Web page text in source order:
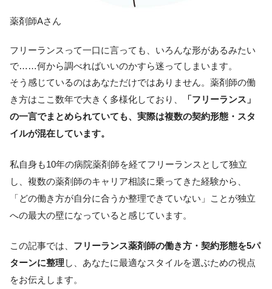
薬剤師Aさん
フリーランスって一口に言っても、いろんな形があるみたい
で……何から調べればいいのかすら迷ってしまいます。
そう感じているのはあなただけではありません。薬剤師の働
き方はここ数年で大きく多様化しており、
「フリーランス」
の一言でまとめられていても、実際は複数の契約形態・スタ
イルが混在しています。
私自身も10年の病院薬剤師を経てフリーランスとして独立
し、複数の薬剤師のキャリア相談に乗ってきた経験から、
「どの働き方が自分に合うか整理できていない」ことが独立
への最大の壁になっていると感じています。
この記事では、 フリーランス薬剤師の働き方・契約形態を5パ
ターンに整理 し、あなたに最適なスタイルを選ぶための視点
をお伝えします。